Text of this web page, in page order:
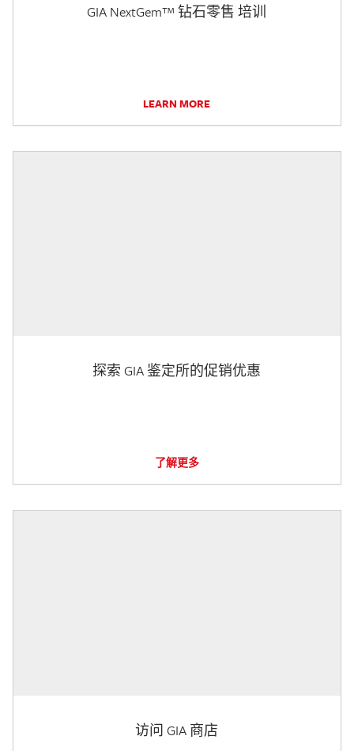
GIA NextGem™ 钻石零售 培训
LEARN MORE
探索 GIA 鉴定所的促销优惠
了解更多
访问 GIA 商店